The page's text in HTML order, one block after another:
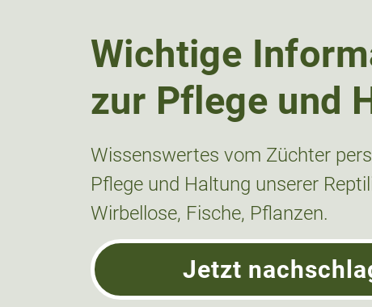
Wichtige
zur Pflege und
Wissenswertes vom Züchter
Pflege und Haltung unserer
Wirbellose, Fische, Pflanzen.
Jetzt